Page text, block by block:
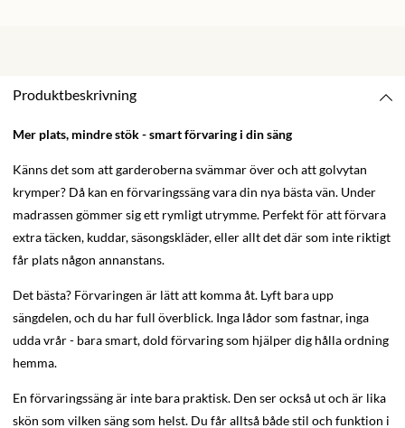
Produktbeskrivning
Mer plats, mindre stök - smart förvaring i din säng
Känns det som att garderoberna svämmar över och att golvytan
krymper? Då kan en förvaringssäng vara din nya bästa vän. Under
madrassen gömmer sig ett rymligt utrymme. Perfekt för att förvara
extra täcken, kuddar, säsongskläder, eller allt det där som inte riktigt
får plats någon annanstans.
Det bästa? Förvaringen är lätt att komma åt. Lyft bara upp
sängdelen, och du har full överblick. Inga lådor som fastnar, inga
udda vrår - bara smart, dold förvaring som hjälper dig hålla ordning
hemma.
En förvaringssäng är inte bara praktisk. Den ser också ut och är lika
skön som vilken säng som helst. Du får alltså både stil och funktion i